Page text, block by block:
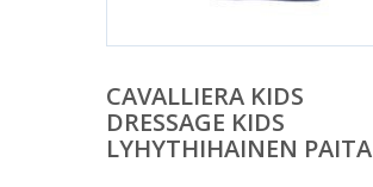
CAVALLIERA KIDS
DRESSAGE KIDS
LYHYTHIHAINEN PAITA